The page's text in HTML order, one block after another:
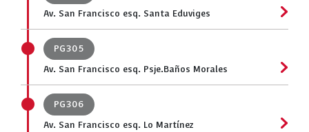
Av. San Francisco esq. Santa Eduviges
PG305
Av. San Francisco esq. Psje.Baños Morales
PG306
Av. San Francisco esq. Lo Martínez